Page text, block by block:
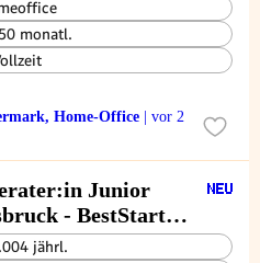
monatl.
Home-Office
| vor 2
Junior
- BestStart-
jährl.